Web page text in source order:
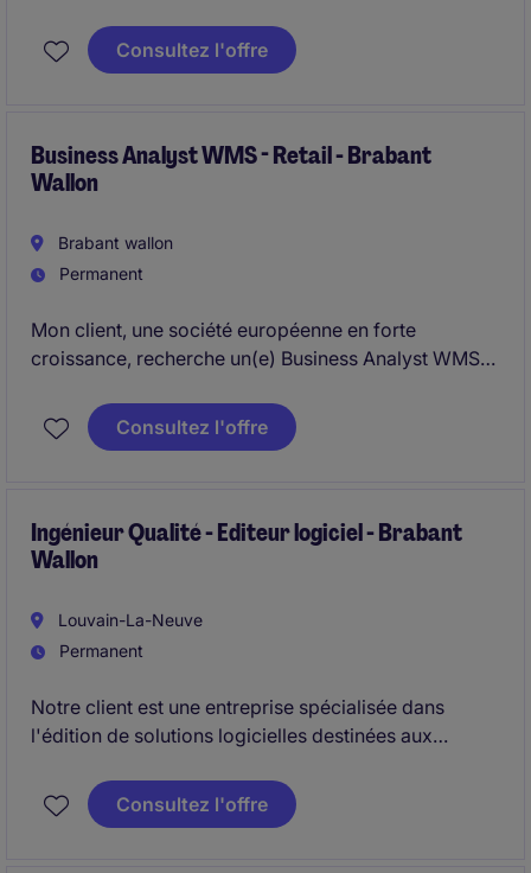
opérations comptables, afin de contribuer à la
fiabilité des comptes et au respect des clôtures
Consultez l'offre
Business Analyst WMS - Retail - Brabant
Wallon
Brabant wallon
Permanent
Mon client, une société européenne en forte
croissance, recherche un(e) Business Analyst WMS
Chain et accompagner l'évolution de ses processus
logistiques et de ses outils IT.
Consultez l'offre
Ingénieur Qualité - Editeur logiciel - Brabant
Wallon
Louvain-La-Neuve
Permanent
Notre client est une entreprise spécialisée dans
l'édition de solutions logicielles destinées aux
gestion, institutions financières). Dans un contexte
d'évolution continue de ses plateformes SaaS et
Consultez l'offre